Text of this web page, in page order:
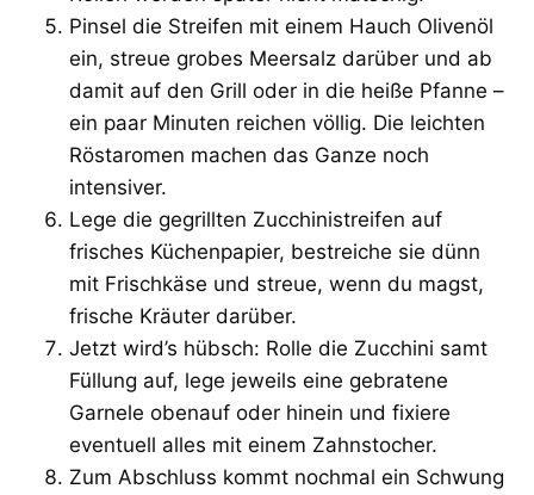
Pinsel die Streifen mit einem Hauch Olivenöl
ein, streue grobes Meersalz darüber und ab
damit auf den Grill oder in die heiße Pfanne –
ein paar Minuten reichen völlig. Die leichten
Röstaromen machen das Ganze noch
intensiver.
Lege die gegrillten Zucchinistreifen auf
frisches Küchenpapier, bestreiche sie dünn
mit Frischkäse und streue, wenn du magst,
frische Kräuter darüber.
Jetzt wird’s hübsch: Rolle die Zucchini samt
Füllung auf, lege jeweils eine gebratene
Garnele obenauf oder hinein und fixiere
eventuell alles mit einem Zahnstocher.
Zum Abschluss kommt nochmal ein Schwung